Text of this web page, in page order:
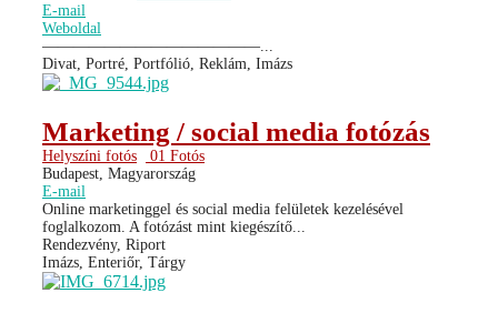
E-mail
Weboldal
——————————————...
Divat, Portré, Portfólió, Reklám, Imázs
Marketing / social media fotózás
Helyszíni fotós
01 Fotós
Budapest, Magyarország
E-mail
Online marketinggel és social media felületek kezelésével
foglalkozom. A fotózást mint kiegészítő...
Rendezvény, Riport
Imázs, Enteriőr, Tárgy